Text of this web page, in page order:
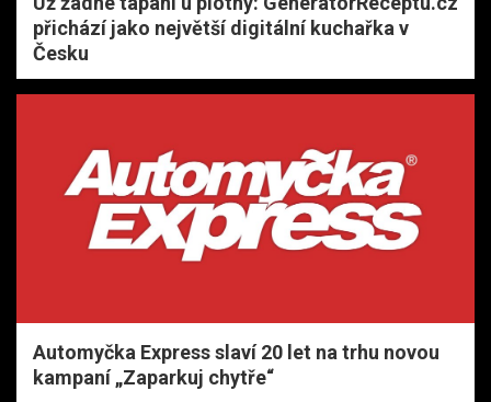
přichází jako největší digitální kuchařka v
Česku
Automyčka Express slaví 20 let na trhu novou
kampaní „Zaparkuj chytře“